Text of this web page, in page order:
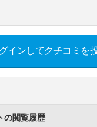
インしてクチコミを
の閲覧履歴